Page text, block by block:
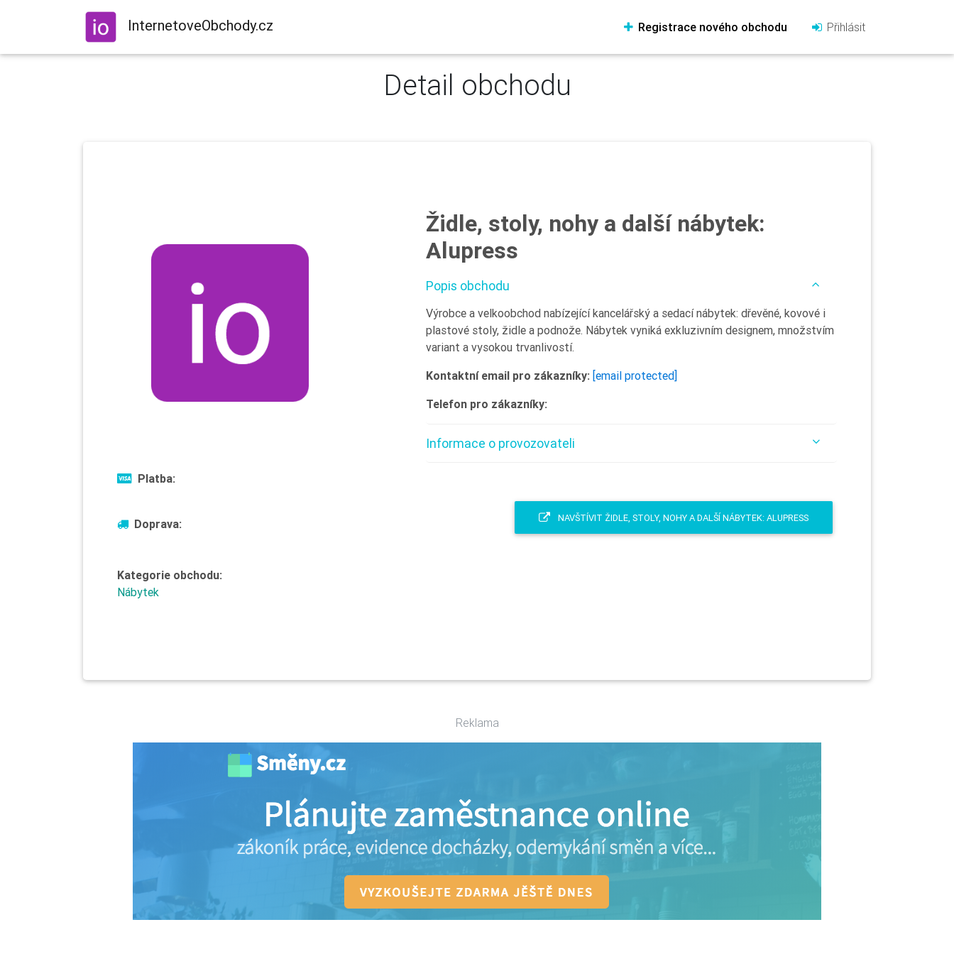
InternetoveObchody.cz Registrace nového obchodu Přihlásit
Detail obchodu
Platba:
Doprava:
Kategorie obchodu:
Nábytek
Židle, stoly, nohy a další nábytek:
Alupress
Popis obchodu
Výrobce a velkoobchod nabízející kancelářský a sedací nábytek: dřevěné, kovové i
plastové stoly, židle a podnože. Nábytek vyniká exkluzivním designem, množstvím
variant a vysokou trvanlivostí.
Kontaktní email pro zákazníky: [email protected]
Telefon pro zákazníky:
Informace o provozovateli
NAVŠTÍVIT ŽIDLE, STOLY, NOHY A DALŠÍ NÁBYTEK: ALUPRESS
Reklama